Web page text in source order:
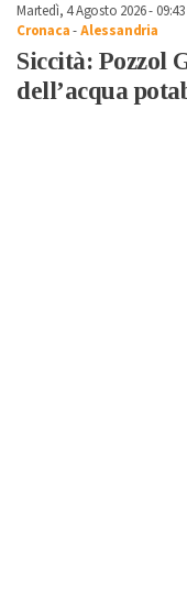
Martedì, 4 Agosto 2026 - 09:43
Cronaca-Alessandria
Siccità: Pozzol
dell’acqua